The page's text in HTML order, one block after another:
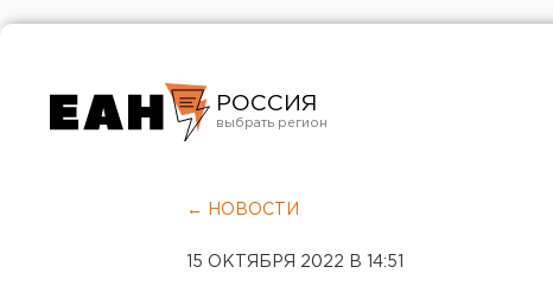
РОССИЯ
Челябинск
← НОВОСТИ
15 ОКТЯБРЯ 2022 В 14:51